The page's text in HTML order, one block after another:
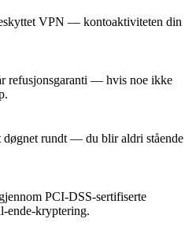
VPN — kontoaktiviteten din
refusjonsgaranti — hvis noe ikke
døgnet rundt — du blir aldri stående
PCI-DSS-sertifiserte
ende-kryptering.